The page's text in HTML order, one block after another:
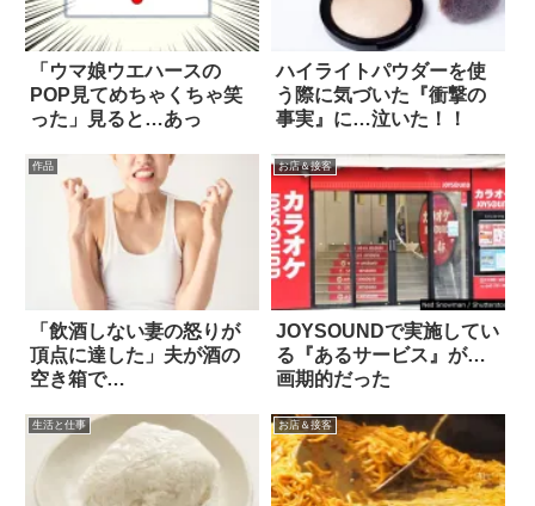
「ウマ娘ウエハースの
POP見てめちゃくちゃ笑
った」見ると…あっ
ハイライトパウダーを使
う際に気づいた『衝撃の
事実』に…泣いた！！
作品
「飲酒しない妻の怒りが
頂点に達した」夫が酒の
空き箱で…
お店＆接客
JOYSOUNDで実施してい
る『あるサービス』が…
画期的だった
生活と仕事 お店＆接客